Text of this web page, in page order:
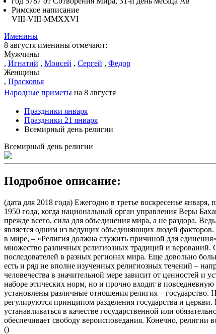
Римское написание
VIII-VIII-MMXXVI
Именины
8 августя именины отмечают:
Мужчины
, Игнатий , Моисей , Сергей , Федор
Женщины
, Прасковья
Народные приметы на 8 августя
Праздники января
Праздники 21 января
Всемирный день религии
Всемирный день религии
Подробное описание:
(дата для 2018 года) Ежегодно в третье воскресенье
1950 года, когда национальный орган управления Веры
прежде всего, сила для объединения мира, а не раздора.
является одним из ведущих объединяющих людей
в мире, – «Религия должна служить причиной для
множество различных религиозных традиций и
последователей в разных регионах мира. Еще довольно
есть и ряд не вполне изученных религиозных течений –
человечества в значительной мере зависит от ценностей
наборе этических норм, но и прочно входят в
установлены различные отношения религия –
регулируются принципом разделения государства и
устанавливаться в качестве государственной или
обеспечивает свободу вероисповедания. Конечно, религии
()